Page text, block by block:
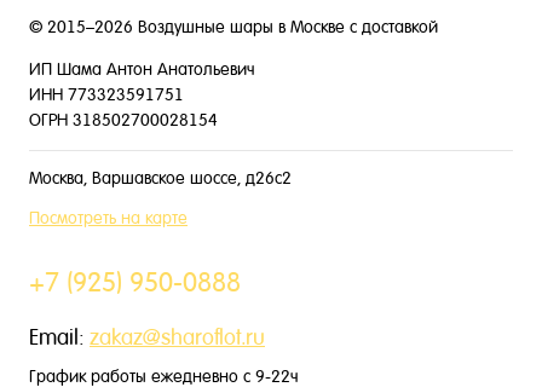
© 2015–2026 Воздушные шары в Москве с доставкой
ИП Шама Антон Анатольевич
ИНН 773323591751
ОГРН 318502700028154
Москва, Варшавское шоссе, д26с2
Посмотреть на карте
+7 (925) 950-0888
Email: zakaz@sharoflot.ru
График работы ежедневно с 9-22ч